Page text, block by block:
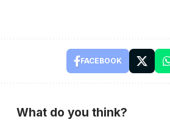
FACEBOOK
What do you think?